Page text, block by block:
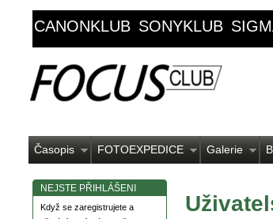
CANONKLUB SONYKLUB
Časopis FOTOEXPEDICE Galerie
NEJSTE PŘIHLÁŠENI
Když se zaregistrujete a